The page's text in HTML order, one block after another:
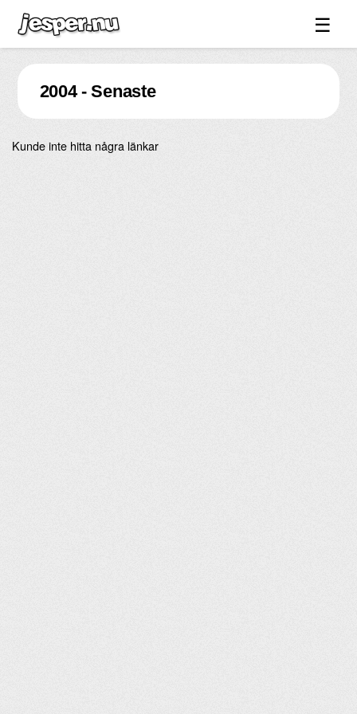
☰
Spel ↓
Bilder ↓
Forum ↓
Länkar
2004 - Senaste
Kunde inte hitta några länkar